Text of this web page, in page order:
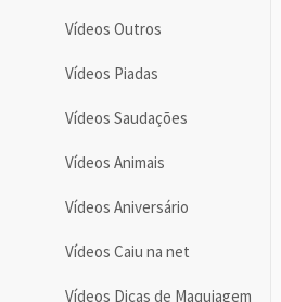
Vídeos Outros
Vídeos Piadas
Vídeos Saudações
Vídeos Animais
Vídeos Aniversário
Vídeos Caiu na net
Vídeos Dicas de Maquiagem